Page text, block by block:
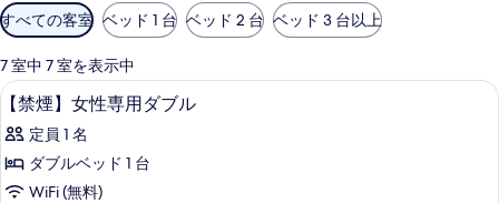
利
用
可
能
な
客
室
の
すべての客室 ベッド 1 台 ベッド 2 台 ベッド 3 台以上
7 室中 7 室を表示中
【禁
煙】
女
性
1
【禁煙】女性専用ダブル
定員 1 名
ダブルベッド 1 台
WiFi (無料)